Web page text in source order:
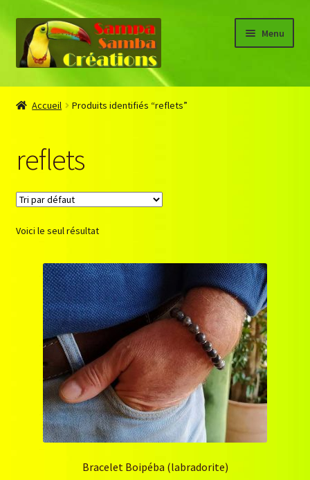
Aller
la
Aller
au
contenu
Menu
Accueil
Blog
Boutique
CGV
Connaissance des pierres
Mon compte
Nous contacter
Ornements
Panier
Accueil Produits identifiés “reflets”
reflets
Voici le seul résultat
Bracelet Boipéba (labradorite)